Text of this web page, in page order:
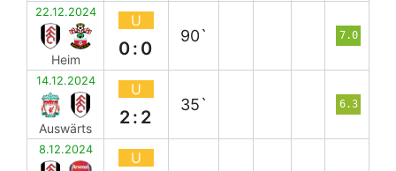
22.12.2024
Heim
U
0:0
90` 7.0
14.12.2024
Auswärts
U
2:2
35` 6.3
8.12.2024 U